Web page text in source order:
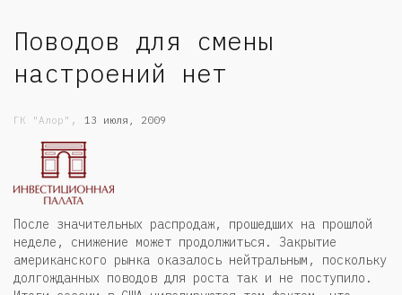
Поводов для смены
настроений нет
ГК "Алор" , 13 июля, 2009
После значительных распродаж, прошедших на прошлой
неделе, снижение может продолжиться. Закрытие
американского рынка оказалось нейтральным, поскольку
долгожданных поводов для роста так и не поступило.